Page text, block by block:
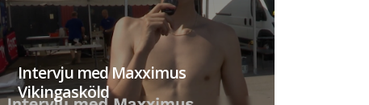
Intervju med Maxximus
Vikingasköld